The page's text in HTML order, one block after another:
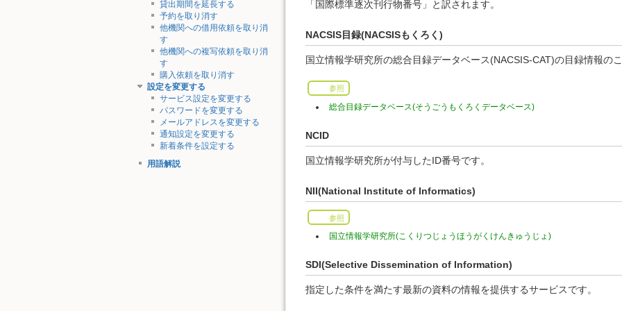
貸出期間を延長する
予約を取り消す
他機関への借用依頼を取り消
す
他機関への複写依頼を取り消
す
購入依頼を取り消す
設定を変更する
サービス設定を変更する
パスワードを変更する
メールアドレスを変更する
通知設定を変更する
新着条件を設定する
用語解説
「国際標準逐次刊行物番号」と訳されます。
NACSIS目録(NACSISもくろく)
国立情報学研究所の総合目録データベース(NACSIS-CAT)の目録情報のこ
参照
総合目録データベース(そうごうもくろくデータベース)
NCID
国立情報学研究所が付与したID番号です。
NII(National Institute of Informatics)
参照
国立情報学研究所(こくりつじょうほうがくけんきゅうじょ)
SDI(Selective Dissemination of Information)
指定した条件を満たす最新の資料の情報を提供するサービスです。